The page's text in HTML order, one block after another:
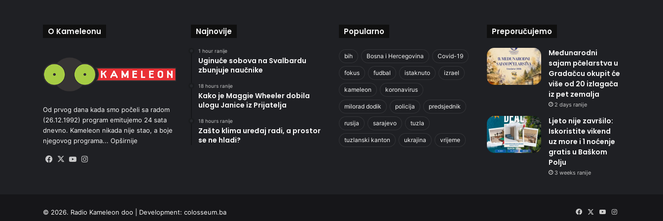
O Kameleonu
Od prvog dana kada smo počeli sa radom
(26.12.1992) program emitujemo 24 sata
dnevno. Kameleon nikada nije stao, a boje
njegovog programa... Opširnije
Facebook
X YouTube
Najnovije
1 hour ranije
Uginuće sobova na Svalbardu
zbunjuje naučnike
18 hours ranije
Kako je Maggie Wheeler dobila
ulogu Janice iz Prijatelja
18 hours ranije
Zašto klima uređaj radi, a prostor
se ne hladi?
Popularno
bih Bosna i Hercegovina Covid-19
fokus fudbal istaknuto izrael
kameleon koronavirus
milorad dodik policija predsjednik
rusija sarajevo tuzla
tuzlanski kanton ukrajina vrijeme
Preporučujemo
Međunarodni
sajam pčelarstva u
Gradačcu okupit će
više od 20 izlagača
iz pet zemalja
2 days ranije
Ljeto nije završilo:
Iskoristite vikend
uz more i 1 noćenje
gratis u Baškom
Polju
3 weeks ranije
© 2026. Radio Kameleon doo | Development: colosseum.ba FacebookYouTubeInstagram